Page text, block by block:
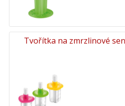
Tvořítka na zmrzlinové